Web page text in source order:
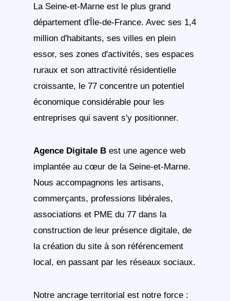
La Seine-et-Marne est le plus grand
département d'Île-de-France. Avec ses 1,4
million d'habitants, ses villes en plein
essor, ses zones d'activités, ses espaces
ruraux et son attractivité résidentielle
croissante, le 77 concentre un potentiel
économique considérable pour les
entreprises qui savent s'y positionner.
Agence Digitale Best une agence web
implantée au cœur de la Seine-et-Marne.
Nous accompagnons les artisans,
commerçants, professions libérales,
associations et PME du 77 dans la
construction de leur présence digitale, de
la création du site à son référencement
local, en passant par les réseaux sociaux.
Notre ancrage territorial est notre force :